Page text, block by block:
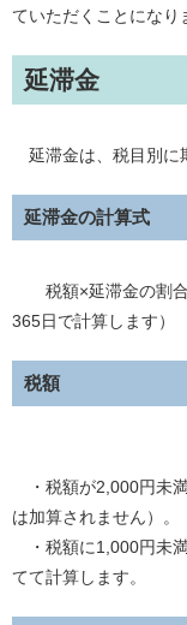
ていただくことになり
延滞金
延滞金は、税目別に
延滞金の計算式
税額×延滞金の割合
365日で計算します）
税額
・税額が2,000円未
は加算されません）。
・税額に1,000円未
てて計算します。